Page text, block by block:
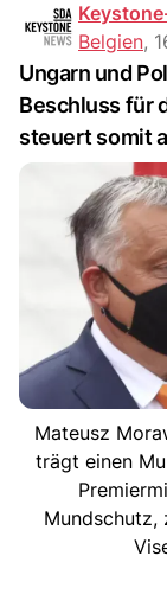
Belgien,
Ungarn und
Beschluss für
steuert somit
Mateusz
trägt einen
Mundschutz,